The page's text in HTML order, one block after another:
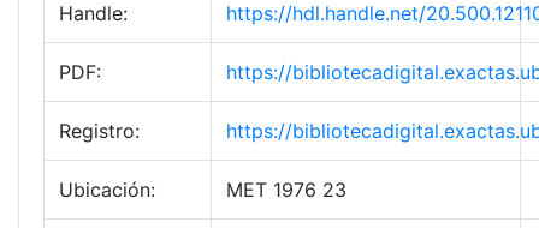
Handle: https://hdl.handle.net/
PDF: https://
Registro: https://
Ubicación: MET 1976 23